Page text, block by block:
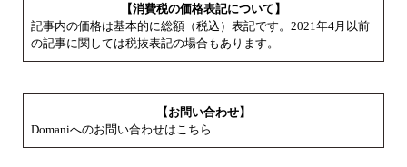
【消費税の価格表記について】
記事内の価格は基本的に総額（税込）表記です。2021年4月以前
の記事に関しては税抜表記の場合もあります。
【お問い合わせ】
Domaniへのお問い合わせはこちら